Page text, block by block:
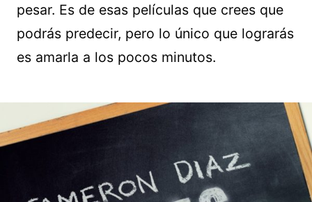
pesar. Es de esas películas que crees que
podrás predecir, pero lo único que lograrás
es amarla a los pocos minutos.